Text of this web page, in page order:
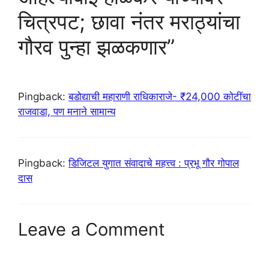
चित्रपट; छावा नंतर मराठ्यांचा
गौरव पुन्हा झळकणार”
Pingback:बडोद्याची महाराणी राधिकाराजे- ₹24,000 कोटींचा
राजवाडा, पण मनाने सामान्य
Pingback:डिजिटल युगात संवादाचे महत्त्व : प्रभू गौर गोपाल
दास
Leave a Comment